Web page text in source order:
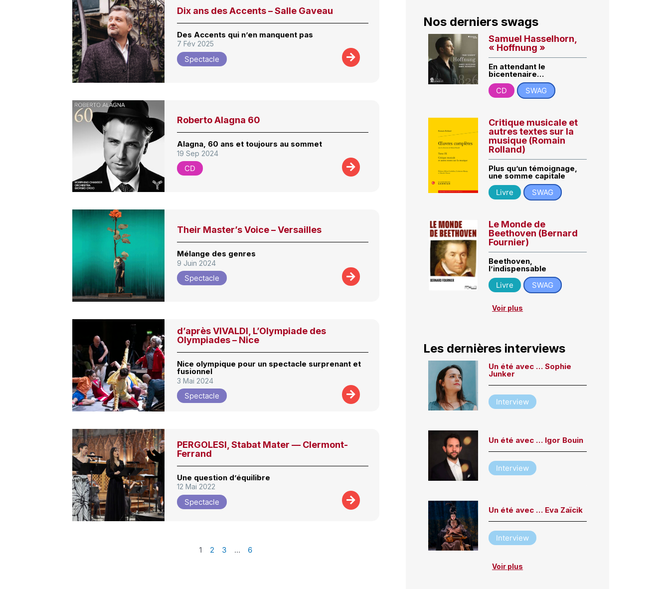
Dix ans des Accents – Salle Gaveau
Des Accents qui n’en manquent pas
7 Fév 2025
Spectacle
Roberto Alagna 60
Alagna, 60 ans et toujours au sommet
19 Sep 2024
CD
Their Master’s Voice – Versailles
Mélange des genres
9 Juin 2024
Spectacle
d’après VIVALDI, L’Olympiade des
Olympiades – Nice
Nice olympique pour un spectacle surprenant et
fusionnel
3 Mai 2024
Spectacle
PERGOLESI, Stabat Mater — Clermont-
Ferrand
Une question d’équilibre
12 Mai 2022
Spectacle
1 2 3 … 6
Nos derniers swags
Samuel Hasselhorn,
« Hoffnung »
En attendant le
bicentenaire…
CD
SWAG
Critique musicale et
autres textes sur la
musique (Romain
Rolland)
Plus qu’un témoignage,
une somme capitale
Livre
SWAG
Le Monde de
Beethoven (Bernard
Fournier)
Beethoven,
l’indispensable
Livre
SWAG
Voir plus
Les dernières interviews
Un été avec … Sophie
Junker
Interview
Un été avec … Igor Bouin
Interview
Un été avec … Eva Zaïcik
Interview
Voir plus